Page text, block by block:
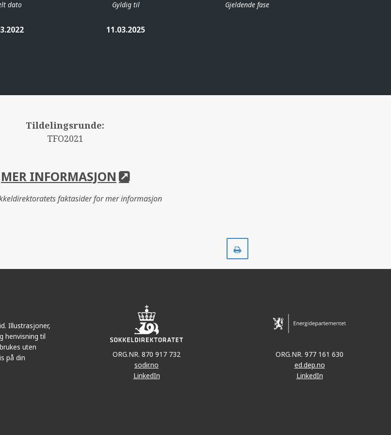
dato Gyldig til
11.03.2025
Gjeldende fase
Tildelingsrunde:
TFO2021
MER INFORMASJON
faktasider for mer informasjon
Illustrasjoner,
henvisning til
uten
på din
ORG.NR. 870 917 732
sodir.no
LinkedIn
ORG.NR. 977 161 630
ed.dep.no
LinkedIn